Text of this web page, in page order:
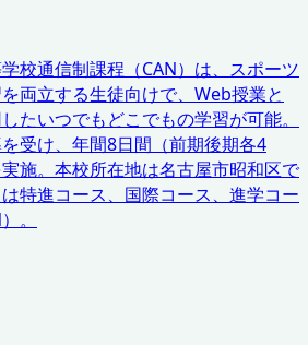
校通信制課程（CAN）は、スポーツ
両立する生徒向けで、Web授業と
たいつでもどこでもの学習が可能。
受け、年間8日間（前期後期各4
施。本校所在地は名古屋市昭和区で
特進コース、国際コース、進学コー
。